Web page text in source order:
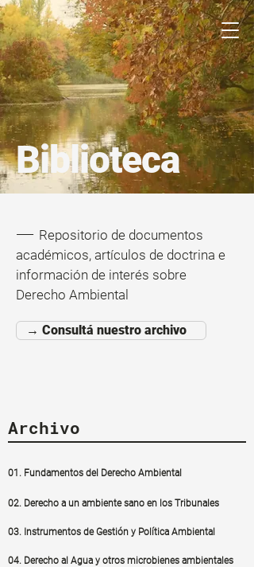
Biblioteca
——Repositorio de documentos
académicos, artículos de doctrina e
información de interés sobre
Derecho Ambiental
→ Consultá nuestro archivo
Archivo
01. Fundamentos del Derecho Ambiental
02. Derecho a un ambiente sano en los Tribunales
03. Instrumentos de Gestión y Política Ambiental
04. Derecho al Agua y otros microbienes ambientales